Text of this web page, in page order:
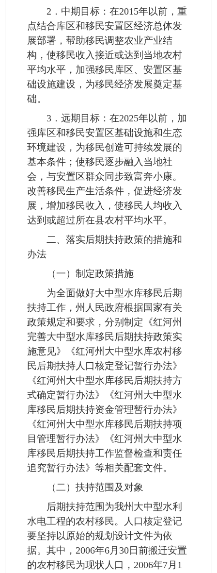
2．中期目标：在2015年以前，重
点结合库区和移民安置区经济总体发
展部署，帮助移民调整农业产业结
构，使移民收入接近或达到当地农村
平均水平，加强移民库区、安置区基
础设施建设，为移民经济发展奠定基
础。
3．远期目标：在2025年以前，加
强库区和移民安置区基础设施和生态
环境建设，为移民创造可持续发展的
基本条件；使移民逐步融入当地社
会，与安置区群众同步致富奔小康。
改善移民生产生活条件，促进经济发
展，增加移民收入，使移民人均收入
达到或超过所在县农村平均水平。
二、落实后期扶持政策的措施和
办法
（一）制定政策措施
为全面做好大中型水库移民后期
扶持工作，州人民政府根据国家有关
政策规定和要求，分别制定《红河州
完善大中型水库移民后期扶持政策实
施意见》《红河州大中型水库农村移
民后期扶持人口核定登记暂行办法》
《红河州大中型水库移民后期扶持方
式确定暂行办法》《红河州大中型水
库移民后期扶持资金管理暂行办法》
《红河州大中型水库移民后期扶持项
目管理暂行办法》《红河州大中型水
库移民后期扶持工作监督检查和责任
追究暂行办法》等相关配套文件。
（二）扶持范围及对象
后期扶持范围为我州大中型水利
水电工程的农村移民。人口核定登记
要坚持以原始的规划设计文件为依
据。其中，2006年6月30日前搬迁安置
的农村移民为现状人口，2006年7月1